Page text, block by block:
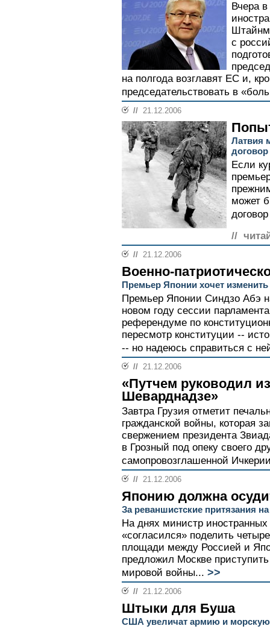
Вчера
с
на полгода возглавят ЕС и,
председательствовать в
// 21.12.2006
Латвия
Если
может
//
// 21.12.2006
Военно-
Премьер Японии хочет
Премьер Японии Синдзо Абэ
новом году сессии
референдуме по
пересмотр конституции --
-- но надеюсь справиться с
// 21.12.2006
«Путчем руководил
Шеварднадзе»
Завтра Грузия отметит
гражданской войны, которая
свержением президента
в Грозный под опеку своего
самопровозглашенной
// 21.12.2006
Японию должна
За реваншистские притязания
На днях министр
«согласился» поделить
площади между Россией и
предложил Москве
мировой войны... >>
// 21.12.2006
Штыки для Буша
США увеличат армию и морскую